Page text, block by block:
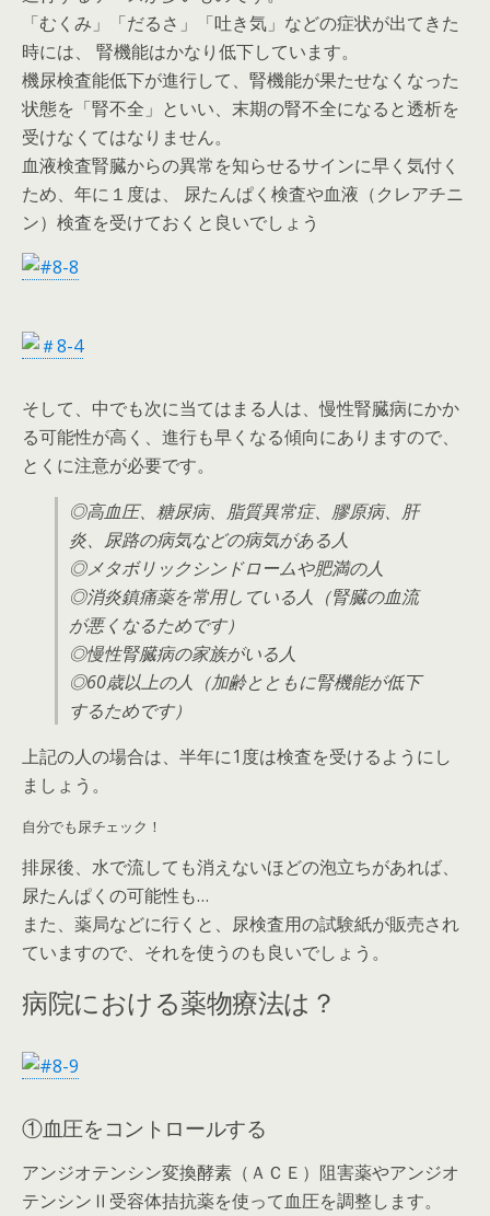
「むくみ」「だるさ」「吐き気」などの症状が出てきた
時には、 腎機能はかなり低下しています。
機尿検査能低下が進行して、腎機能が果たせなくなった
状態を「腎不全」といい、末期の腎不全になると透析を
受けなくてはなりません。
血液検査腎臓からの異常を知らせるサインに早く気付く
ため、年に１度は、 尿たんぱく検査や血液（クレアチニ
ン）検査を受けておくと良いでしょう
そして、中でも次に当てはまる人は、慢性腎臓病にかか
る可能性が高く、進行も早くなる傾向にありますので、
とくに注意が必要です。
◎高血圧、糖尿病、脂質異常症、膠原病、肝
炎、尿路の病気などの病気がある人
◎メタボリックシンドロームや肥満の人
◎消炎鎮痛薬を常用している人（腎臓の血流
が悪くなるためです）
◎慢性腎臓病の家族がいる人
◎60歳以上の人（加齢とともに腎機能が低下
するためです）
上記の人の場合は、半年に1度は検査を受けるようにし
ましょう。
自分でも尿チェック！
排尿後、水で流しても消えないほどの泡立ちがあれば、
尿たんぱくの可能性も…
また、薬局などに行くと、尿検査用の試験紙が販売され
ていますので、それを使うのも良いでしょう。
病院における薬物療法は？
①血圧をコントロールする
アンジオテンシン変換酵素（ＡＣＥ）阻害薬やアンジオ
テンシンⅡ受容体拮抗薬を使って血圧を調整します。